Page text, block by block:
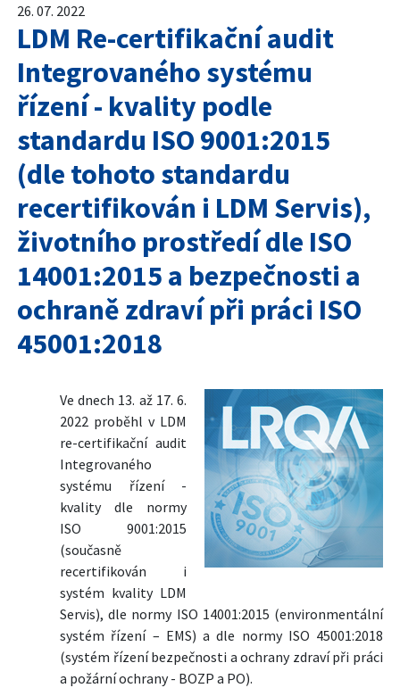
26. 07. 2022
LDM Re-certifikační audit
Integrovaného systému
řízení - kvality podle
standardu ISO 9001:2015
(dle tohoto standardu
recertifikován i LDM Servis),
životního prostředí dle ISO
14001:2015 a bezpečnosti a
ochraně zdraví při práci ISO
45001:2018
Ve dnech 13. až 17. 6.
2022 proběhl v LDM
re-certifikační audit
Integrovaného
systému řízení -
kvality dle normy
ISO 9001:2015
(současně
recertifikován i
systém kvality LDM
Servis), dle normy ISO 14001:2015 (environmentální
systém řízení – EMS) a dle normy ISO 45001:2018
(systém řízení bezpečnosti a ochrany zdraví při práci
a požární ochrany - BOZP a PO).